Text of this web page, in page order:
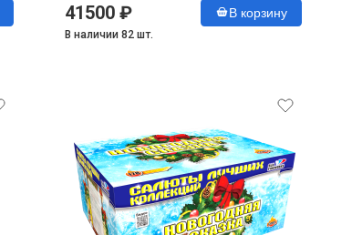
41500 ₽ В корзину
В наличии 82 шт.